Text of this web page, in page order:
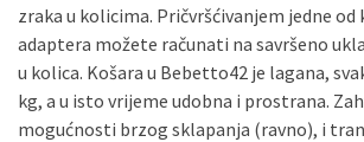
zraka u kolicima. Pričvršćivanjem jedne od
adaptera možete računati na savršeno
u kolica. Košara u Bebetto42 je lagana,
kg, a u isto vrijeme udobna i prostrana.
mogućnosti brzog sklapanja (ravno), i